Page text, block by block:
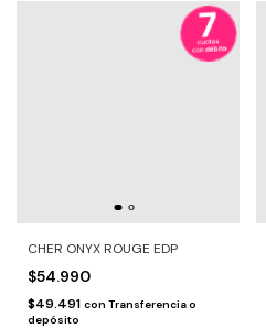
CHER ONYX ROUGE EDP
$54.990
$49.491 con Transferencia o
depósito